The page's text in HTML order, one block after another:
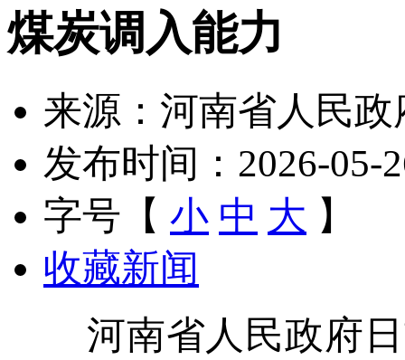
煤炭调入能力
来源：河南省人民政
发布时间：2026-05-
字号【 小 中 大 】
收藏新闻
河南省人民政府日